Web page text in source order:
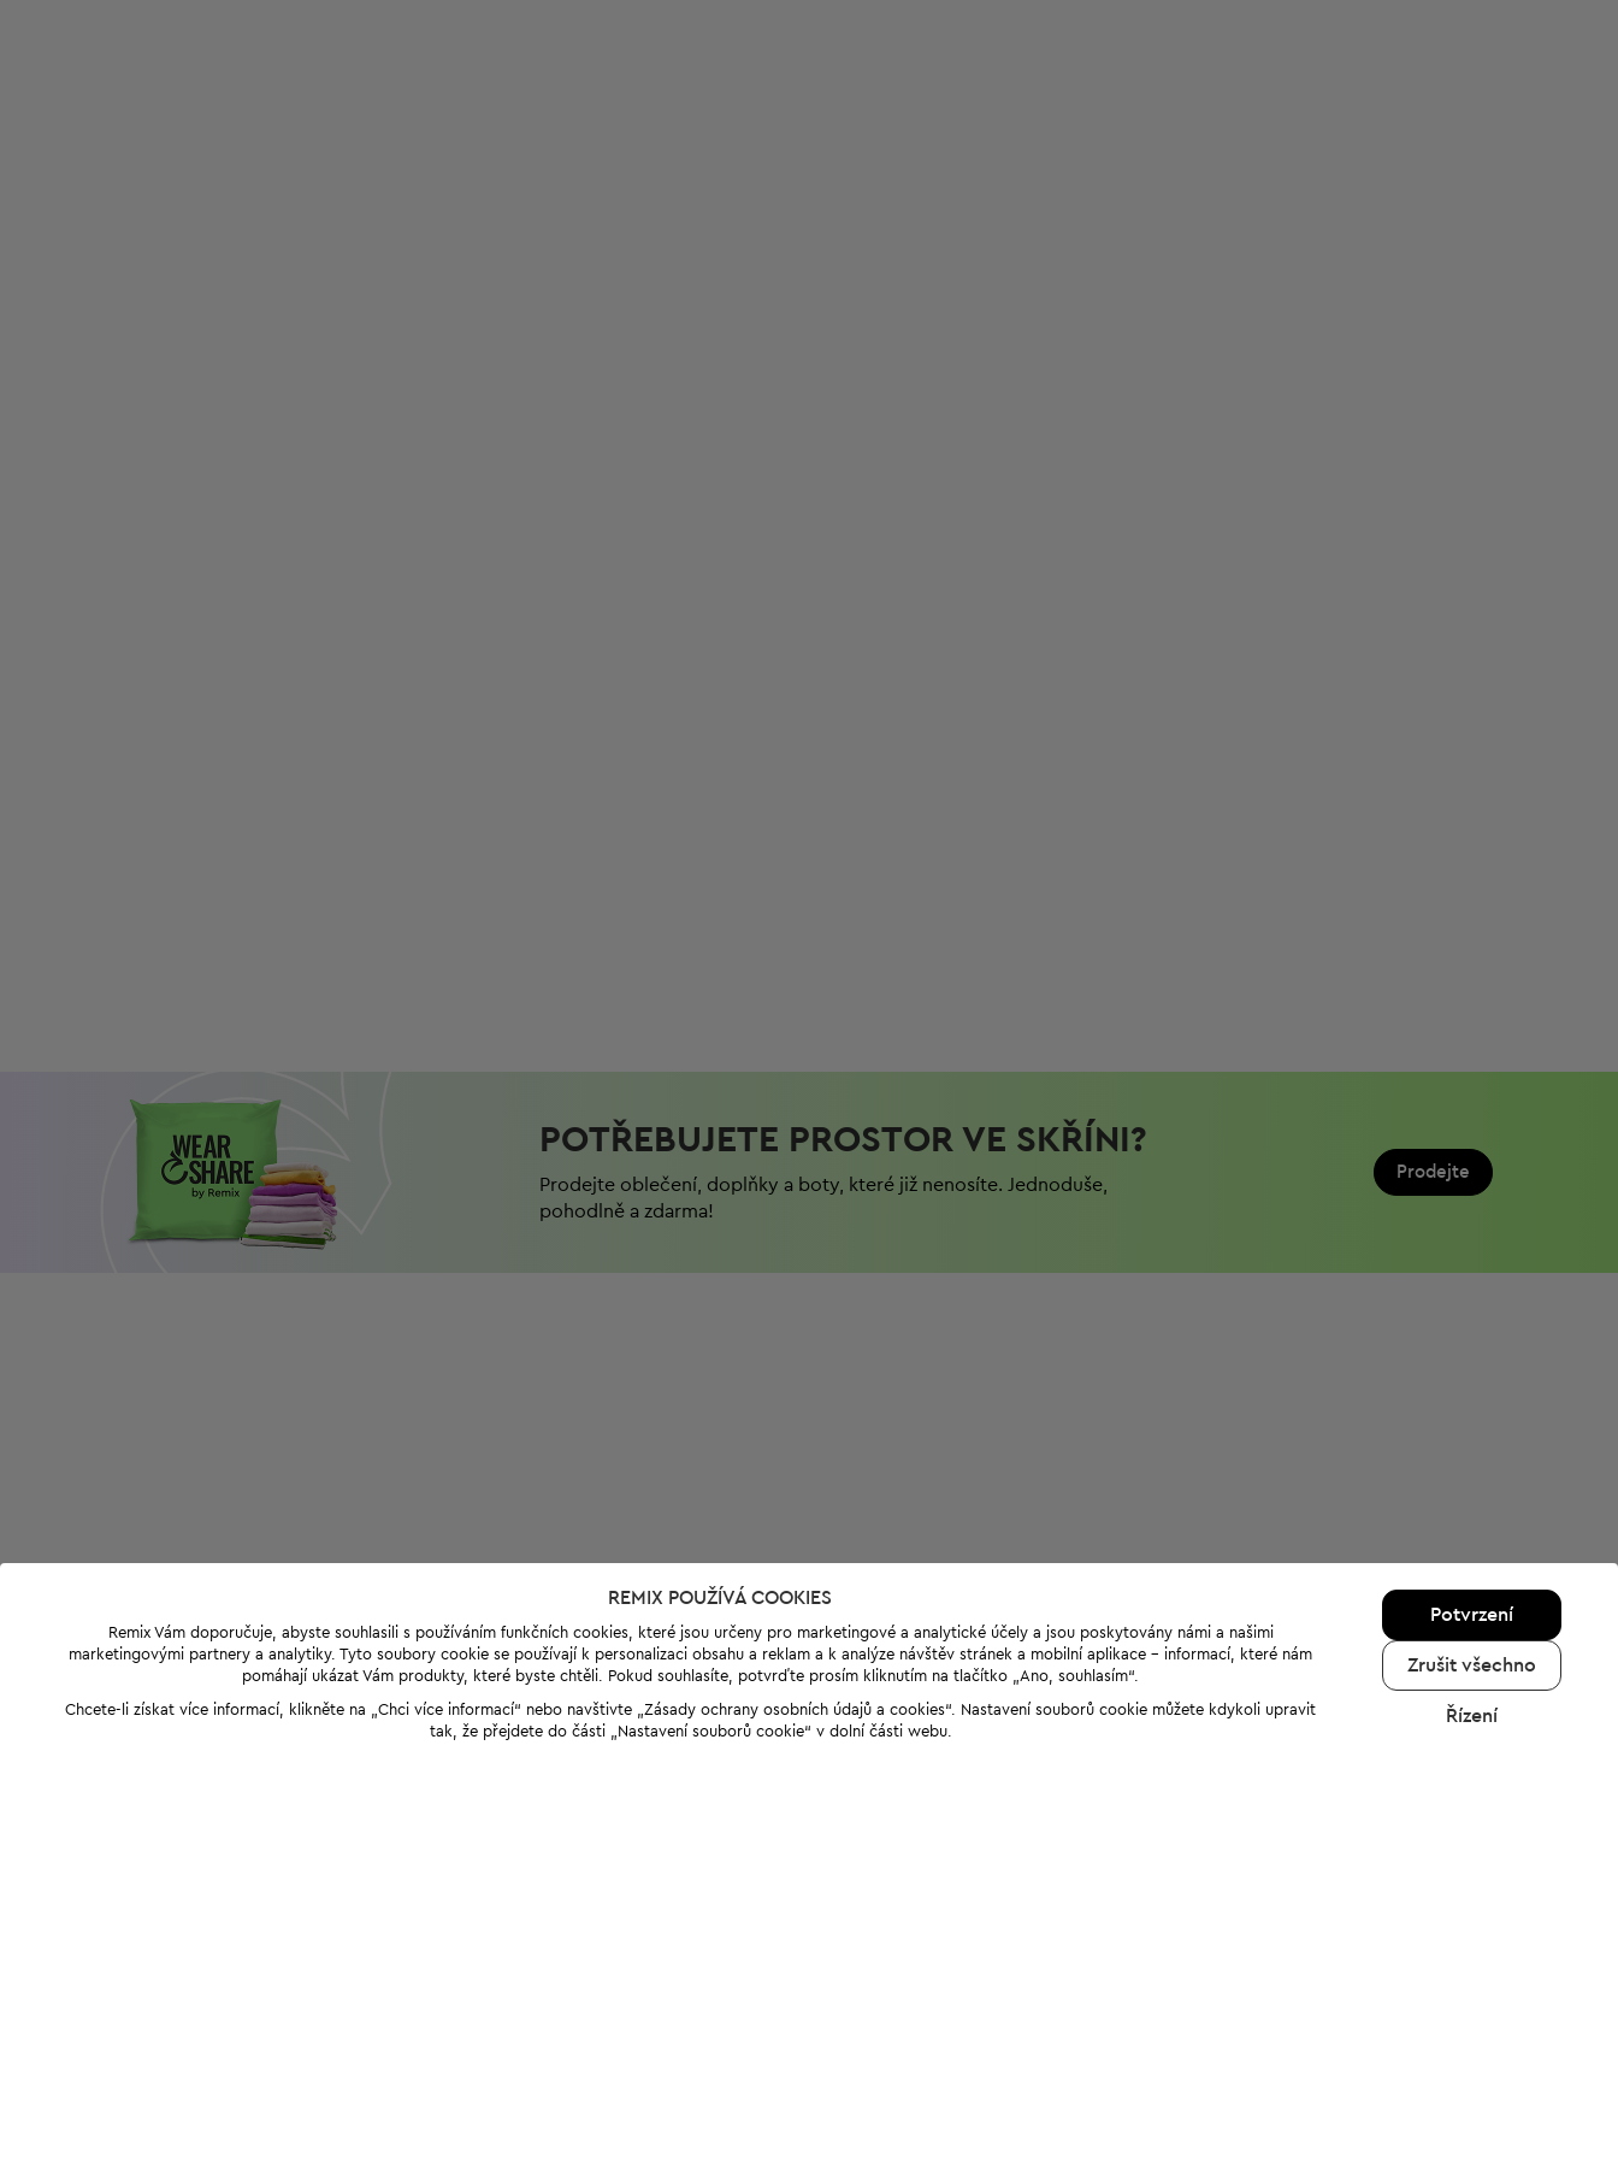
POTŘEBUJETE PROSTOR VE SKŘÍNI?
Prodejte oblečení, doplňky a boty, které již nenosíte. Jednoduše,
pohodlně a zdarma!
Prodejte
REMIX POUŽÍVÁ COOKIES
Remix Vám doporučuje, abyste souhlasili s používáním funkčních cookies, které jsou určeny pro marketingové a analytické účely a jsou poskytovány námi a našimi
marketingovými partnery a analytiky. Tyto soubory cookie se používají k personalizaci obsahu a reklam a k analýze návštěv stránek a mobilní aplikace - informací, které nám
pomáhají ukázat Vám produkty, které byste chtěli. Pokud souhlasíte, potvrďte prosím kliknutím na tlačítko „Ano, souhlasím“.
Chcete-li získat více informací, klikněte na „Chci více informací“ nebo navštivte „Zásady ochrany osobních údajů a cookies“. Nastavení souborů cookie můžete kdykoli upravit
tak, že přejdete do části „Nastavení souborů cookie“ v dolní části webu.
Potvrzení
Zrušit všechno
Řízení